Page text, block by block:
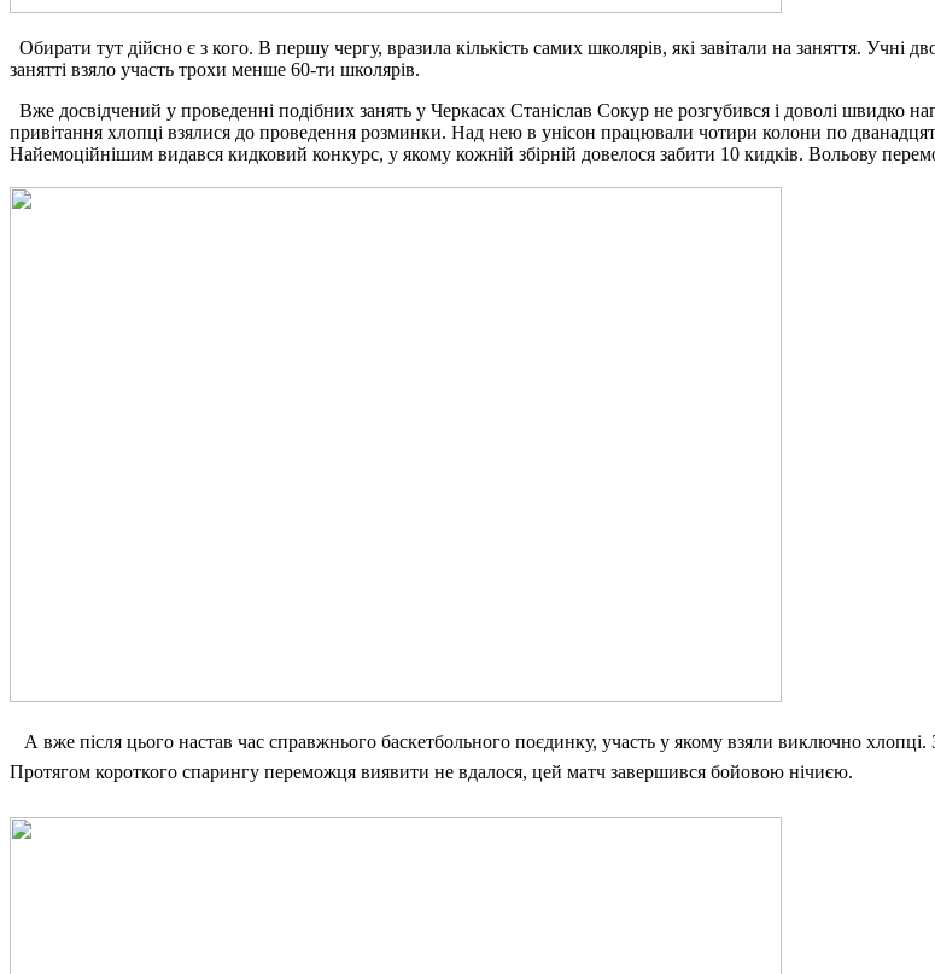
Обирати тут дійсно є з кого. В першу чергу, вразила кількість самих школярів, які завітали на заняття.
занятті взяло участь трохи менше 60-ти школярів.
Вже досвідчений у проведенні подібних занять у Черкасах Станіслав Сокур не розгубився і доволі швидко
привітання хлопці взялися до проведення розминки. Над нею в унісон працювали чотири колони по
Найемоційнішим видався кидковий конкурс, у якому кожній збірній довелося забити 10 кидків. Вольову
А вже після цього настав час справжнього баскетбольного поєдинку, участь у якому взяли виключно
Протягом короткого спарингу переможця виявити не вдалося, цей матч завершився бойовою нічиєю.